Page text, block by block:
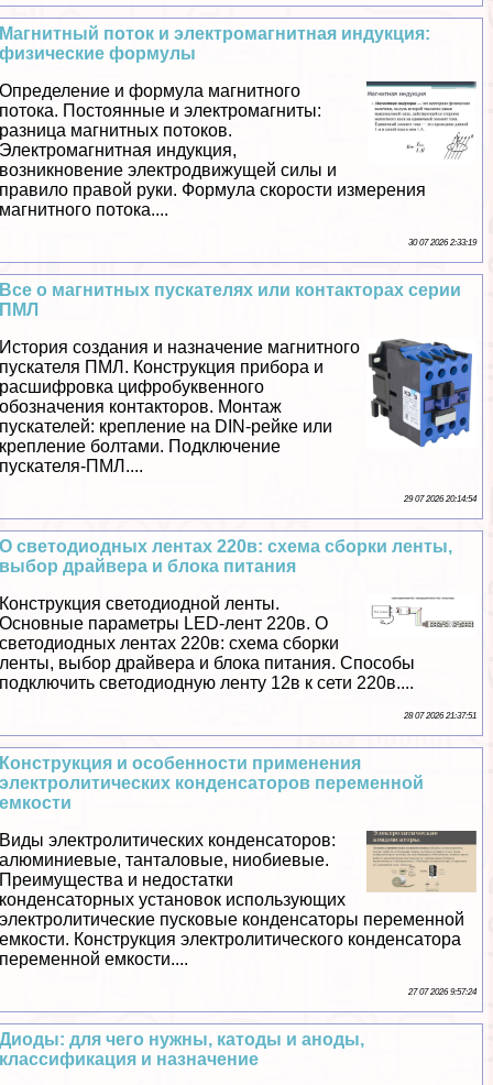
Магнитный поток и электромагнитная индукция:
физические формулы
Определение и формула магнитного
потока. Постоянные и электромагниты:
разница магнитных потоков.
Электромагнитная индукция,
возникновение электродвижущей силы и
правило правой руки. Формула скорости измерения
магнитного потока....
30 07 2026 2:33:19
Все о магнитных пускателях или контакторах серии
ПМЛ
История создания и назначение магнитного
пускателя ПМЛ. Конструкция прибора и
расшифровка цифробуквенного
обозначения контакторов. Монтаж
пускателей: крепление на DIN-рейке или
крепление болтами. Подключение
пускателя-ПМЛ....
29 07 2026 20:14:54
О светодиодных лентах 220в: схема сборки ленты,
выбор драйвера и блока питания
Конструкция светодиодной ленты.
Основные параметры LED-лент 220в. О
светодиодных лентах 220в: схема сборки
ленты, выбор драйвера и блока питания. Способы
подключить светодиодную ленту 12в к сети 220в....
28 07 2026 21:37:51
Конструкция и особенности применения
электролитических конденсаторов переменной
емкости
Виды электролитических конденсаторов:
алюминиевые, танталовые, ниобиевые.
Преимущества и недостатки
конденсаторных установок использующих
электролитические пусковые конденсаторы переменной
емкости. Конструкция электролитического конденсатора
переменной емкости....
27 07 2026 9:57:24
Диоды: для чего нужны, катоды и аноды,
классификация и назначение